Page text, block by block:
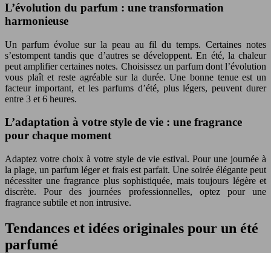
L’évolution du parfum : une transformation
harmonieuse
Un parfum évolue sur la peau au fil du temps. Certaines notes
s’estompent tandis que d’autres se développent. En été, la chaleur
peut amplifier certaines notes. Choisissez un parfum dont l’évolution
vous plaît et reste agréable sur la durée. Une bonne tenue est un
facteur important, et les parfums d’été, plus légers, peuvent durer
entre 3 et 6 heures.
L’adaptation à votre style de vie : une fragrance
pour chaque moment
Adaptez votre choix à votre style de vie estival. Pour une journée à
la plage, un parfum léger et frais est parfait. Une soirée élégante peut
nécessiter une fragrance plus sophistiquée, mais toujours légère et
discrète. Pour des journées professionnelles, optez pour une
fragrance subtile et non intrusive.
Tendances et idées originales pour un été
parfumé